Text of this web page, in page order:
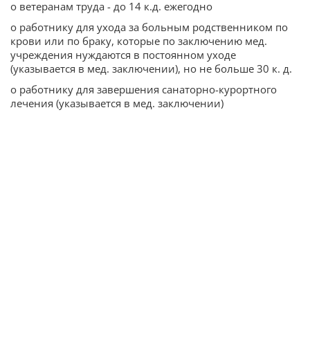
o ветеранам труда - до 14 к.д. ежегодно
o работнику для ухода за больным родственником по
крови или по браку, которые по заключению мед.
учреждения нуждаются в постоянном уходе
(указывается в мед. заключении), но не больше 30 к. д.
o работнику для завершения санаторно-курортного
лечения (указывается в мед. заключении)